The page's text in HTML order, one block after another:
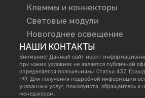
Клеммы и коннекторы
Световые модули
Новогоднее освещение
НАШИ КОНТАКТЫ
Внимание! Данный сайт носит
при каких условиях не является публичной
определяется положениями Статьи 437.
РФ. Для получения подробной информации
указанных услуг, пожалуйста, обращайтесь к
менеджерам.